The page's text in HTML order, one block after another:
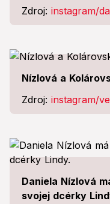
Zdroj: instagram/
Nízlová a
Zdroj: instagram/
Daniela Nízlová
svojej dcérky